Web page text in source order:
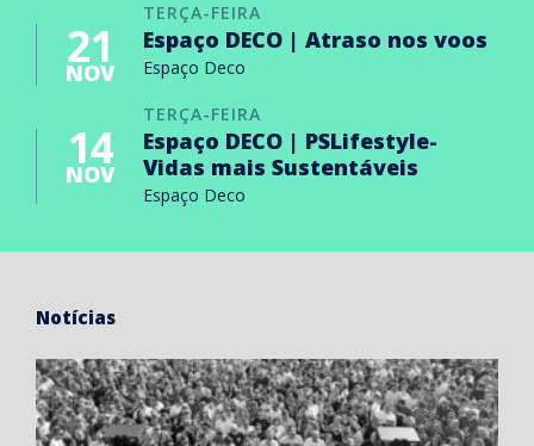
TERÇA-FEIRA
21
NOV
Espaço DECO | Atraso nos voos
Espaço Deco
TERÇA-FEIRA
14
NOV
Espaço DECO | PSLifestyle-
Vidas mais Sustentáveis
Espaço Deco
Notícias